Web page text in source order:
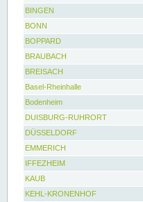
BINGEN
BONN
BOPPARD
BRAUBACH
BREISACH
Basel-Rheinhalle
Bodenheim
DUISBURG-RUHRORT
DÜSSELDORF
EMMERICH
IFFEZHEIM
KAUB
KEHL-KRONENHOF